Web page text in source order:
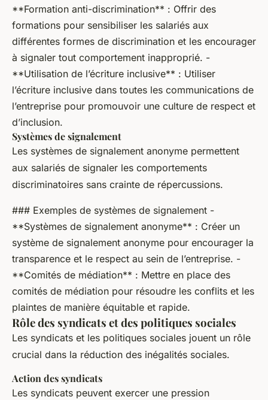
**Formation anti-discrimination** : Offrir des
formations pour sensibiliser les salariés aux
différentes formes de discrimination et les encourager
à signaler tout comportement inapproprié. -
**Utilisation de l’écriture inclusive** : Utiliser
l’écriture inclusive dans toutes les communications de
l’entreprise pour promouvoir une culture de respect et
d’inclusion.
Systèmes de signalement
Les systèmes de signalement anonyme permettent
aux salariés de signaler les comportements
discriminatoires sans crainte de répercussions.
### Exemples de systèmes de signalement -
**Systèmes de signalement anonyme** : Créer un
système de signalement anonyme pour encourager la
transparence et le respect au sein de l’entreprise. -
**Comités de médiation** : Mettre en place des
comités de médiation pour résoudre les conflits et les
plaintes de manière équitable et rapide.
Rôle des syndicats et des politiques sociales
Les syndicats et les politiques sociales jouent un rôle
crucial dans la réduction des inégalités sociales.
Action des syndicats
Les syndicats peuvent exercer une pression